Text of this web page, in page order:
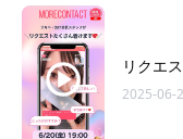
リクエ
2025-06-